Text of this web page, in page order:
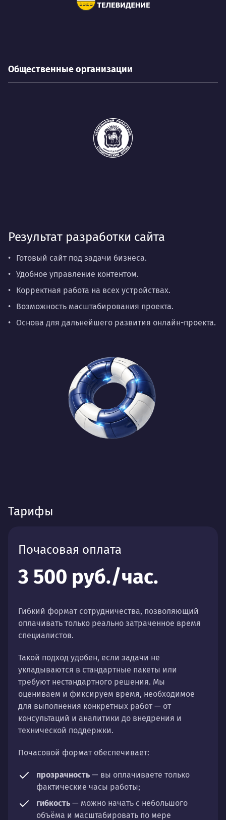
Общественные организации
Результат разработки сайта
Готовый сайт под задачи бизнеса.
Удобное управление контентом.
Корректная работа на всех устройствах.
Возможность масштабирования проекта.
Основа для дальнейшего развития онлайн-проекта.
Тарифы
Почасовая оплата
3 500 руб./час.
Гибкий формат сотрудничества, позволяющий
оплачивать только реально затраченное время
специалистов.
Такой подход удобен, если задачи не
укладываются в стандартные пакеты или
требуют нестандартного решения. Мы
оцениваем и фиксируем время, необходимое
для выполнения конкретных работ — от
консультаций и аналитики до внедрения и
технической поддержки.
Почасовой формат обеспечивает:
прозрачность — вы оплачиваете только
фактические часы работы;
гибкость — можно начать с небольшого
объёма и масштабировать по мере